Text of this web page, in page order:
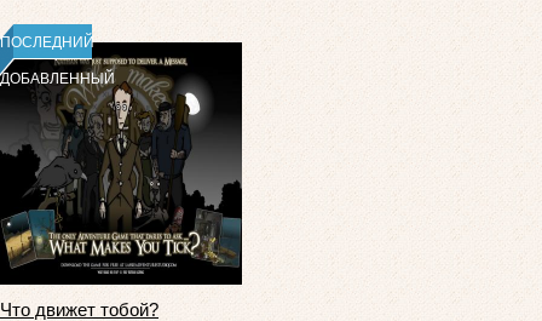
ПОСЛЕДНИЙ
ДОБАВЛЕННЫЙ
Что движет тобой?